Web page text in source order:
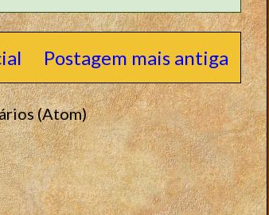
Postagem mais antiga
(Atom)